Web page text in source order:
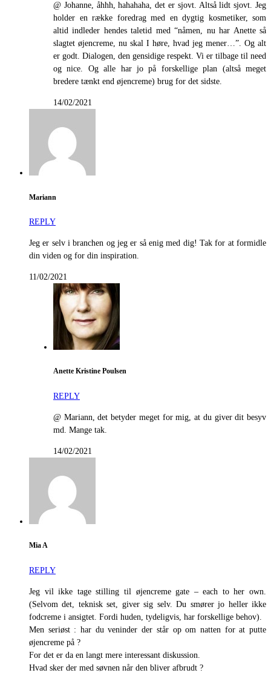
@ Johanne, åhhh, hahahaha, det er sjovt. Altså lidt sjovt. Jeg
holder en række foredrag med en dygtig kosmetiker, som
altid indleder hendes taletid med “nåmen, nu har Anette så
slagtet øjencreme, nu skal I høre, hvad jeg mener…”. Og alt
er godt. Dialogen, den gensidige respekt. Vi er tilbage til need
og nice. Og alle har jo på forskellige plan (altså meget
bredere tænkt end øjencreme) brug for det sidste.
14/02/2021
Mariann
REPLY
Jeg er selv i branchen og jeg er så enig med dig! Tak for at formidle
din viden og for din inspiration.
11/02/2021
Anette Kristine Poulsen
REPLY
@ Mariann, det betyder meget for mig, at du giver dit besyv
md. Mange tak.
14/02/2021
Mia A
REPLY
Jeg vil ikke tage stilling til øjencreme gate – each to her own.
(Selvom det, teknisk set, giver sig selv. Du smører jo heller ikke
fodcreme i ansigtet. Fordi huden, tydeligvis, har forskellige behov).
Men seriøst : har du veninder der står op om natten for at putte
øjencreme på ?
For det er da en langt mere interessant diskussion.
Hvad sker der med søvnen når den bliver afbrudt ?